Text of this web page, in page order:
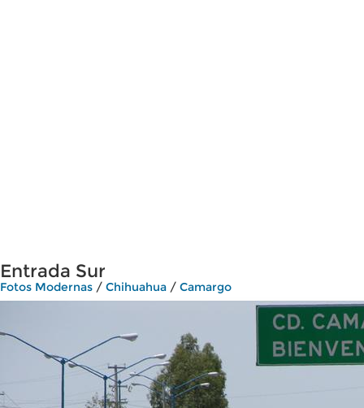
Entrada Sur
Fotos Modernas / Chihuahua / Camargo